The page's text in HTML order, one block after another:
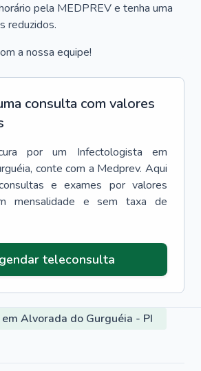
pela MEDPREV e tenha uma
reduzidos.
a nossa equipe!
consulta com valores
por um Infectologista
em
, conte com a Medprev. Aqui
e exames por valores
mensalidade e sem taxa de
teleconsulta
Alvorada do Gurguéia - PI